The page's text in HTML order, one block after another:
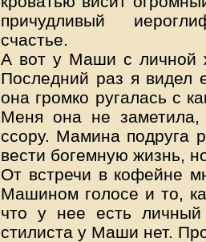
причудливый
счастье.
А вот у Маши с личной
Последний раз я видел
она громко ругалась с
Меня она не
ссору. Мамина подруга
вести богемную жизнь,
От встречи в кофейне
Машином голосе и то,
что у нее есть личный
стилиста у Маши нет.